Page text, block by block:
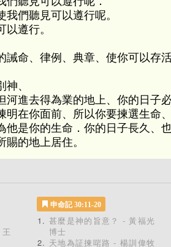
們聽見可以遵行呢。
遵行。
命、律例、典章、使你可以存
、
進去得為業的地上、你的日子必
在你面前、所以你要揀選生命
是你的生命．你的日子長久、
的地上居住。
申命記 30:11-20
甚麼是神的旨意？ - 黃福光
博士
天地為証揀啱路 - 楊訓偉牧